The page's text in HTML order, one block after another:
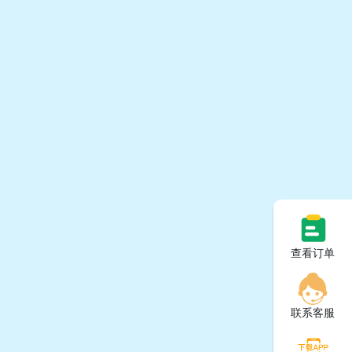
查看订单
联系客服